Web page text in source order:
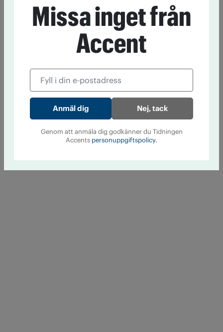
Missa inget från
Accent
Nej, tack
Genom att anmäla dig godkänner du Tidningen
Accents personuppgiftspolicy.